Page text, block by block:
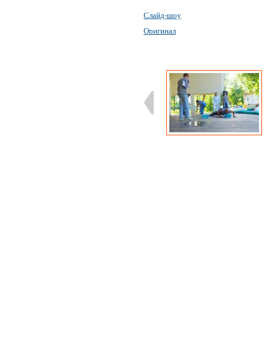
Слайд-шоу
Оригинал